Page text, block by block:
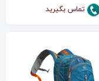
تماس بگیرید